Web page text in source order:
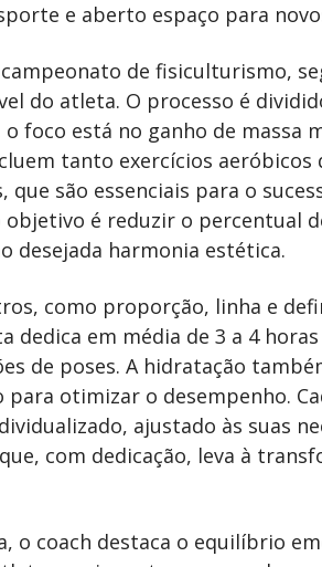
e aberto espaço para
de fisiculturismo,
do atleta. O processo é
o foco está no ganho de massa
tanto exercícios aeróbicos
são essenciais para o
é reduzir o percentual
desejada harmonia estética.
como proporção, linha e
dedica em média de 3 a 4
de poses. A hidratação
otimizar o desempenho.
ajustado às suas
com dedicação, leva à
o coach destaca o equilíbrio